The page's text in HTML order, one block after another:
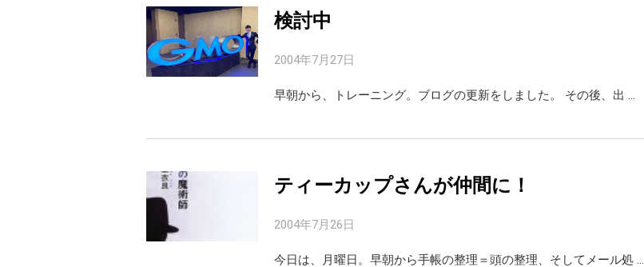
検討中
2004年7月27日
早朝から、トレーニング。ブログの更新をしました。 その後、出 …
ティーカップさんが仲間に！
2004年7月26日
今日は、月曜日。早朝から手帳の整理＝頭の整理、そしてメール処 …